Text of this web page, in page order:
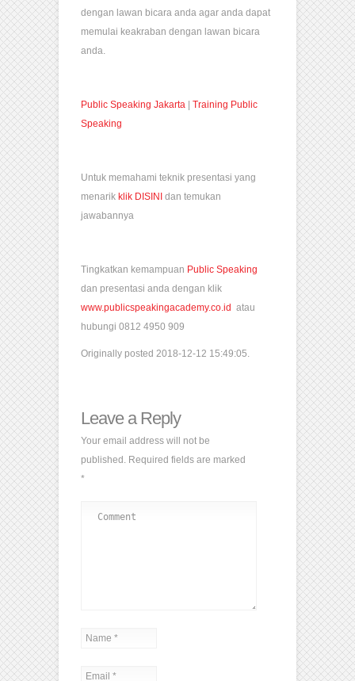
dengan lawan bicara anda agar anda dapat
memulai keakraban dengan lawan bicara
anda.
Public Speaking Jakarta
Training Public
Speaking
Untuk memahami teknik presentasi yang
menarik klik DISINI dan temukan
jawabannya
Tingkatkan kemampuan Public Speaking
dan presentasi anda dengan klik
www.publicspeakingacademy.co.id atau
hubungi 0812 4950 909
Originally posted 2018-12-12 15:49:05.
Leave a Reply
Your email address will not be
published. Required fields are marked
*